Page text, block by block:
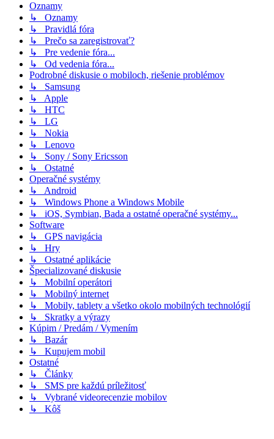
Oznamy
↳ Oznamy
↳ Pravidlá fóra
↳ Prečo sa zaregistrovať?
↳ Pre vedenie fóra...
↳ Od vedenia fóra...
Podrobné diskusie o mobiloch, riešenie problémov
↳ Samsung
↳ Apple
↳ HTC
↳ LG
↳ Nokia
↳ Lenovo
↳ Sony / Sony Ericsson
↳ Ostatné
Operačné systémy
↳ Android
↳ Windows Phone a Windows Mobile
↳ iOS, Symbian, Bada a ostatné operačné systémy...
Software
↳ GPS navigácia
↳ Hry
↳ Ostatné aplikácie
Špecializované diskusie
↳ Mobilní operátori
↳ Mobilný internet
↳ Mobily, tablety a všetko okolo mobilných technológií
↳ Skratky a výrazy
Kúpim / Predám / Vymením
↳ Bazár
↳ Kupujem mobil
Ostatné
↳ Články
↳ SMS pre každú príležitosť
↳ Vybrané videorecenzie mobilov
↳ Kôš